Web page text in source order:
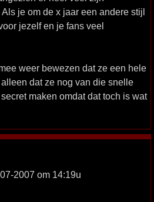
je om de x jaar een andere stijl
jezelf en je fans veel
weer bewezen dat ze een hele
dat ze nog van die snelle
maken omdat dat toch is wat
2007 om 14:19u